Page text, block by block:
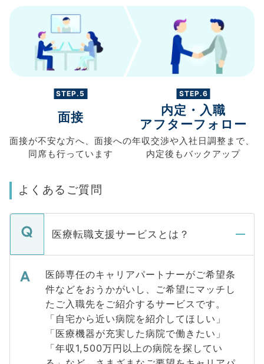
STEP.5
面接
面接が不安な方へ、 面接への
同席も行っています
STEP.6
内定・入職
アフターフォロー
年収交渉や入社日調整まで、
内定後もバックアップ
よくあるご質問
医療転職支援サービスとは？
医師専任のキャリアパートナーがご希望条
件などをおうかがいし、ご希望にマッチし
たご入職先をご紹介するサービスです。
「自宅から近い病院を紹介してほしい」
「医療機器が充実した病院で働きたい」
「年収1,500万円以上の病院を探してい